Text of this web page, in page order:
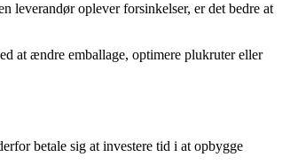
leverandør oplever forsinkelser, er det bedre at
at ændre emballage, optimere plukruter eller
betale sig at investere tid i at opbygge